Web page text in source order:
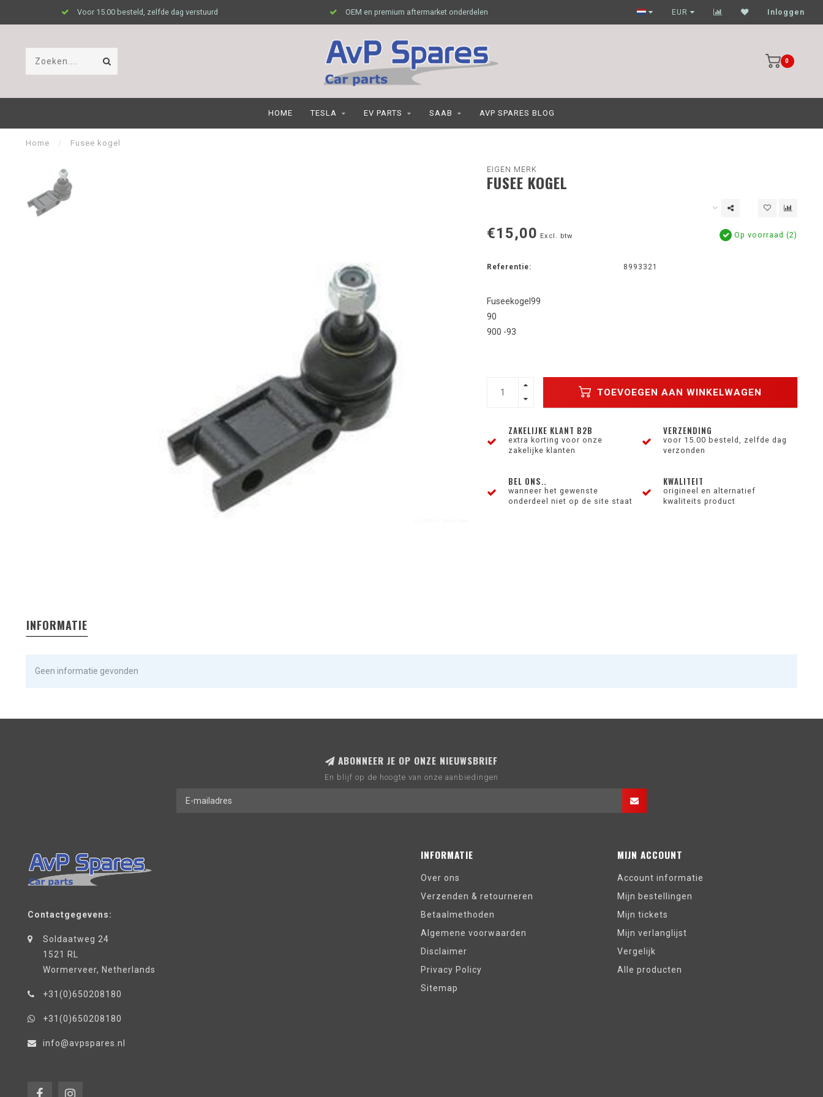
Voor 15.00 besteld, zelfde dag verstuurd OEM en premium aftermarket onderdelen Garagehouders nog scherpere prijzen
EUR Inloggen
0
HOME TESLA EV PARTS SAAB AVP SPARES BLOG
Home / Fusee kogel
EIGEN MERK
FUSEE KOGEL
€15,00 Excl. btw Op voorraad (2)
Referentie: 8993321
Fuseekogel99
90
900 -93
TOEVOEGEN AAN WINKELWAGEN
ZAKELIJKE KLANT B2B
extra korting voor onze
zakelijke klanten
VERZENDING
voor 15.00 besteld, zelfde dag
verzonden
BEL ONS..
wanneer het gewenste
onderdeel niet op de site staat
KWALITEIT
origineel en alternatief
kwaliteits product
INFORMATIE
Geen informatie gevonden
ABONNEER JE OP ONZE NIEUWSBRIEF
En blijf op de hoogte van onze aanbiedingen
Contactgegevens:
Soldaatweg 24
1521 RL
Wormerveer, Netherlands
+31(0)650208180
+31(0)650208180
info@avpspares.nl
INFORMATIE
Over ons
Verzenden & retourneren
Betaalmethoden
Algemene voorwaarden
Disclaimer
Privacy Policy
Sitemap
MIJN ACCOUNT
Account informatie
Mijn bestellingen
Mijn tickets
Mijn verlanglijst
Vergelijk
Alle producten